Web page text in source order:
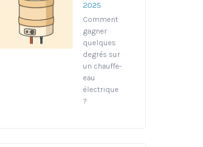
2025
Comment
gagner
quelques
degrés sur
un chauffe-
eau
électrique
?